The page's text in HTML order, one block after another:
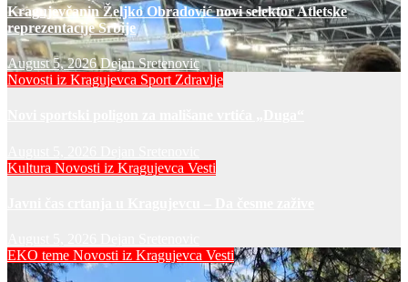
Kragujevčanin Željko Obradović novi selektor Atletske
reprezentacije Srbije
August 5, 2026Dejan Sretenovic
Novosti iz Kragujevca Sport Zdravlje
Kultura Novosti iz Kragujevca Vesti
EKO teme Novosti iz Kragujevca Vesti